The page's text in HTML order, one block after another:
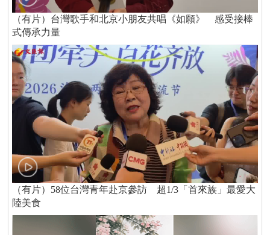
（有片）台灣歌手和北京小朋友共唱《如願》 感受接棒
式傳承力量
（有片）58位台灣青年赴京參訪 超1/3「首來族」最愛大
陸美食